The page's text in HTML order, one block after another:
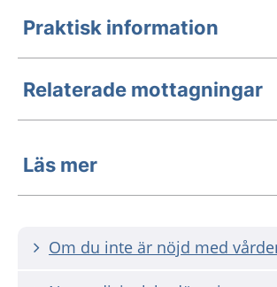
Praktisk information
Relaterade mottagningar
Läs mer
Om du inte är nöjd med